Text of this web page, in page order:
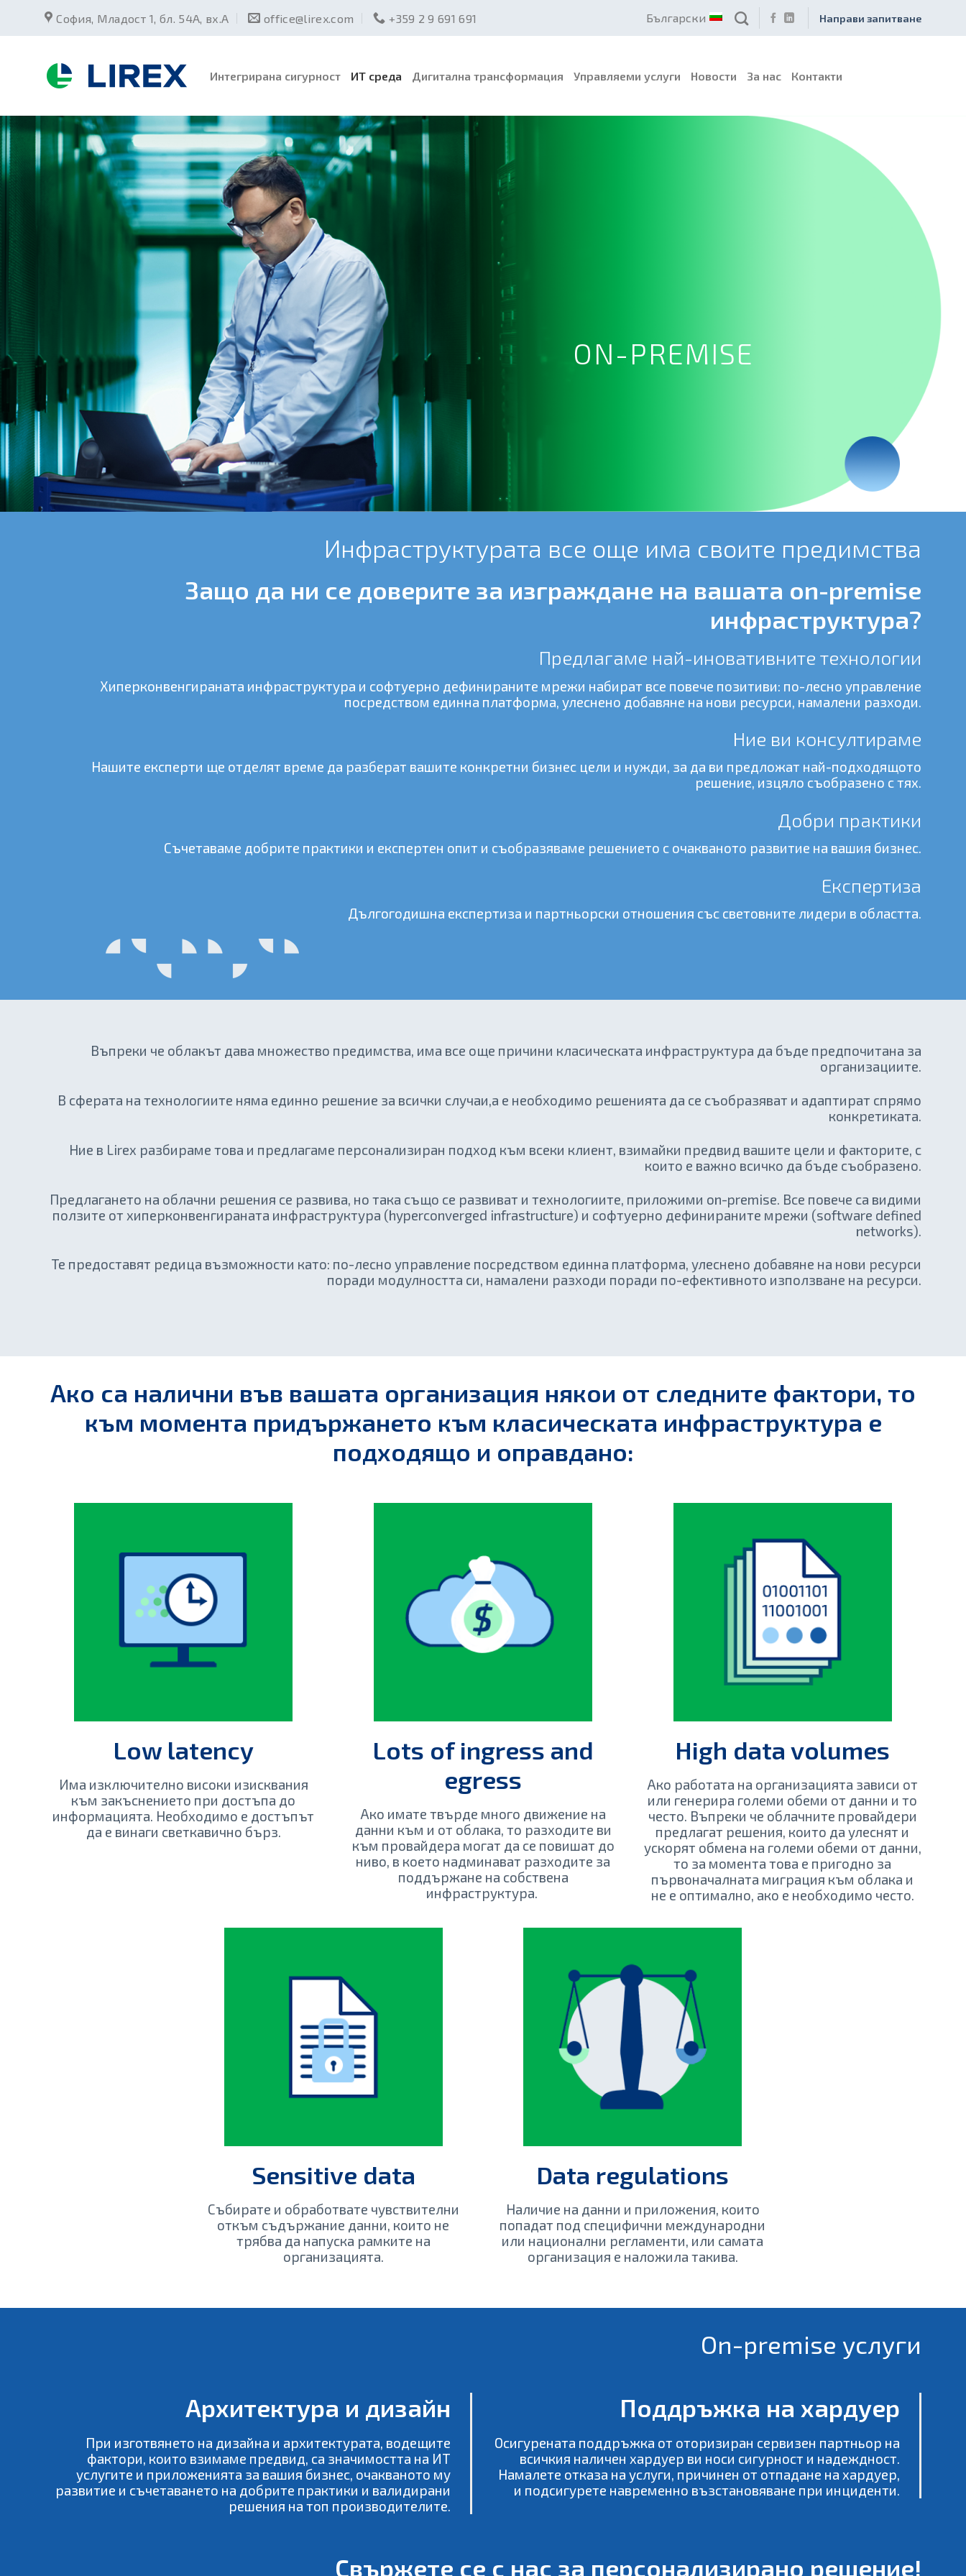
content
София, Младост 1, бл. 54А, вх.А office@lirex.com +359 2 9 691 691 Български Направи запитване
Интегрирана сигурност ИТ среда Дигитална трансформация Управляеми услуги Новости За нас Контакти
ON-PREMISE
Инфраструктурата все още има своите предимства
Защо да ни се доверите за изграждане на вашата оn-premise
инфраструктура?
Предлагаме най-иновативните технологии
Хиперконвенгираната инфраструктура и софтуерно дефинираните мрежи набират все повече позитиви: по-лесно управление
посредством единна платформа, улеснено добавяне на нови ресурси, намалени разходи.
Ние ви консултираме
Нашите експерти ще отделят време да разберат вашите конкретни бизнес цели и нужди, за да ви предложат най-подходящото
решение, изцяло съобразено с тях.
Добри практики
Съчетаваме добрите практики и експертен опит и съобразяваме решението с очакваното развитие на вашия бизнес.
Експертиза
Дългогодишна експертиза и партньорски отношения със световните лидери в областта.
Въпреки че облакът дава множество предимства, има все още причини класическата инфраструктура да бъде предпочитана за
организациите.
В сферата на технологиите няма единно решение за всички случаи,а е необходимо решенията да се съобразяват и адаптират спрямо
конкретиката.
Ние в Lirex разбираме това и предлагаме персонализиран подход към всеки клиент, взимайки предвид вашите цели и факторите, с
които е важно всичко да бъде съобразено.
Предлагането на облачни решения се развива, но така също се развиват и технологиите, приложими on-premise. Все повече са видими
ползите от хиперконвенгираната инфраструктура (hyperconverged infrastructure) и софтуерно дефинираните мрежи (software defined
networks).
Те предоставят редица възможности като: по-лесно управление посредством единна платформа, улеснено добавяне на нови ресурси
поради модулността си, намалени разходи поради по-ефективното използване на ресурси.
Ако са налични във вашата организация някои от следните фактори, то
към момента придържането към класическата инфраструктура е
подходящо и оправдано:
Low latency
Има изключително високи изисквания
към закъснението при достъпа до
информацията. Необходимо е достъпът
да е винаги светкавично бърз.
Lots of ingress and
egress
Ако имате твърде много движение на
данни към и от облака, то разходите ви
към провайдера могат да се повишат до
ниво, в което надминават разходите за
поддържане на собствена
инфраструктура.
High data volumes
Ако работата на организацията зависи от
или генерира големи обеми от данни и то
често. Въпреки че облачните провайдери
предлагат решения, които да улеснят и
ускорят обмена на големи обеми от данни,
то за момента това е пригодно за
първоначалната миграция към облака и
не е оптимално, ако е необходимо често.
Sensitive data
Събирате и обработвате чувствителни
откъм съдържание данни, които не
трябва да напуска рамките на
организацията.
Data regulations
Наличие на данни и приложения, които
попадат под специфични международни
или национални регламенти, или самата
организация е наложила такива.
On-premise услуги
Архитектура и дизайн
При изготвянето на дизайна и архитектурата, водещите
фактори, които взимаме предвид, са значимостта на ИТ
услугите и приложенията за вашия бизнес, очакваното му
развитие и съчетаването на добрите практики и валидирани
решения на топ производителите.
Поддръжка на хардуер
Осигурената поддръжка от оторизиран сервизен партньор на
всичкия наличен хардуер ви носи сигурност и надеждност.
Намалете отказа на услуги, причинен от отпадане на хардуер,
и подсигурете навременно възстановяване при инциденти.
Свържете се с нас за персонализирано решение!